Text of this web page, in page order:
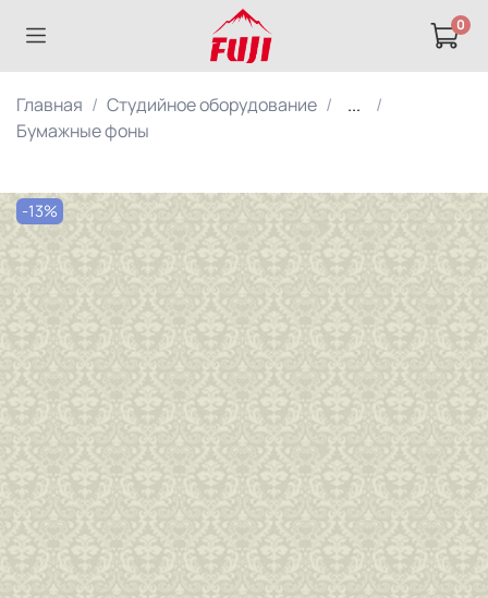
0
Главная Студийное оборудование
...
Бумажные фоны
-13%